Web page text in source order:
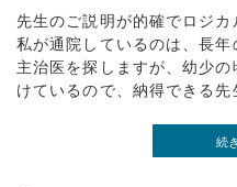
先生のご説明が的確でロジカ
私が通院しているのは、長
主治医を探しますが、幼少
けているので、納得できる先
続